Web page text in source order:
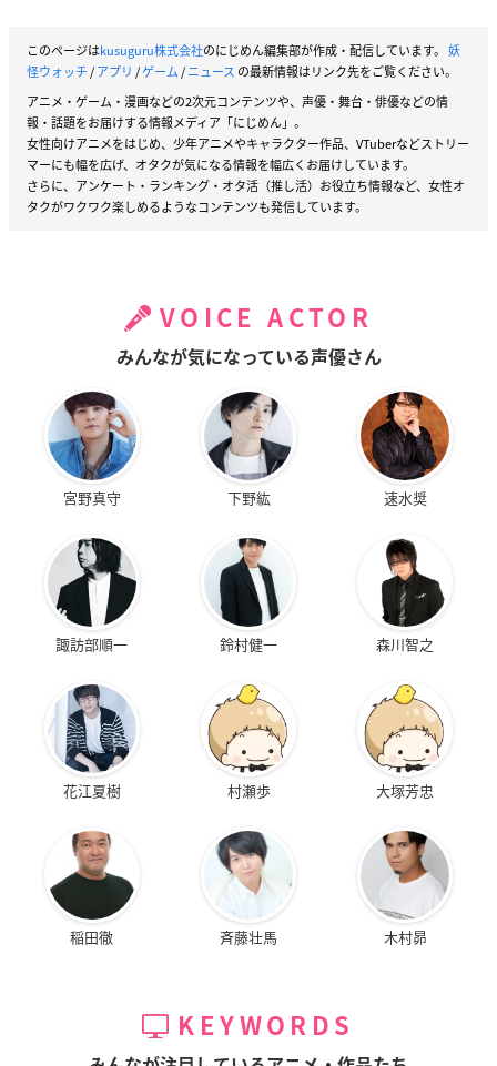
このページはkusuguru株式会社のにじめん編集部が作成・配信しています。 妖
怪ウォッチ/アプリ /ゲーム/ニュース の最新情報はリンク先をご覧ください。
アニメ・ゲーム・漫画などの2次元コンテンツや、声優・舞台・俳優などの情
報・話題をお届けする情報メディア「にじめん」。
女性向けアニメをはじめ、少年アニメやキャラクター作品、VTuberなどストリー
マーにも幅を広げ、オタクが気になる情報を幅広くお届けしています。
さらに、アンケート・ランキング・オタ活（推し活）お役立ち情報など、女性オ
タクがワクワク楽しめるようなコンテンツも発信しています。
VOICE ACTOR
みんなが気になっている声優さん
宮野真守 下野紘 速水奨
諏訪部順一 鈴村健一 森川智之
花江夏樹 村瀬歩 大塚芳忠
稲田徹 斉藤壮馬 木村昴
KEYWORDS